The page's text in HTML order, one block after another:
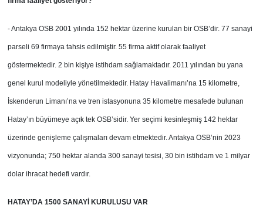
- Antakya OSB 2001 yılında 152 hektar üzerine kurulan bir OSB’dir. 77 sanayi
parseli 69 firmaya tahsis edilmiştir. 55 firma aktif olarak faaliyet
göstermektedir. 2 bin kişiye istihdam sağlamaktadır. 2011 yılından bu yana
genel kurul modeliyle yönetilmektedir. Hatay Havalimanı’na 15 kilometre,
İskenderun Limanı’na ve tren istasyonuna 35 kilometre mesafede bulunan
Hatay’ın büyümeye açık tek OSB’sidir. Yer seçimi kesinleşmiş 142 hektar
üzerinde genişleme çalışmaları devam etmektedir. Antakya OSB’nin 2023
vizyonunda; 750 hektar alanda 300 sanayi tesisi, 30 bin istihdam ve 1 milyar
dolar ihracat hedefi vardır.
HATAY’DA 1500 SANAYİ KURULUŞU VAR